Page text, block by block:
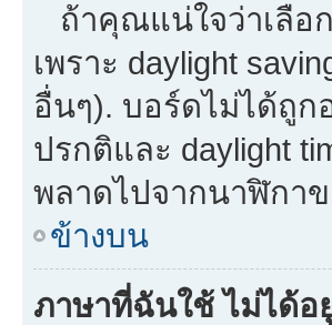
ถ้าคุณแน่ใจว่าเลือ
เพราะ daylight
อื่นๆ). บอร์ดไม่ได้ถูก
ปรกติและ daylight
พลาดไปจากนาฬิกา
ข้างบน
ภาษาที่ฉันใช้ ไม่ได้อ